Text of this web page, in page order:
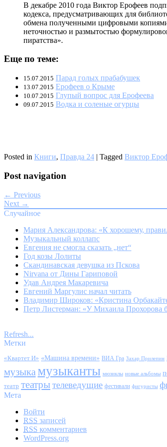
В декабре 2010 года Виктор Ерофеев
кодекса, предусматривающих для
обмена полученными цифровыми
неточностью и размытостью
пиратства».
Еще по теме:
15.07.2015 Парад голых прабабушек
13.07.2015 Ерофеев о Крыме
10.07.2015 Глупый вопрос для Ерофеева
09.07.2015 Водка и соленые огурцы
Posted in Книги, Правда 24 | Tagged Виктор
Post navigation
← Previous
Next →
Случайное
Мария Александрова: «К хорошему,
Музыкальный коллапс
Евгения не смогла сказать „нет“
Год козы Лолиты
Скандинавская девушка из Пскова
Nirvana от Дины Гариповой
Удав Андрея Макаревича
Евгений Маргулис начал читать
Владимир Широков: «Кристина Орбакайте
Петр Листерман: «У Михаила Прохорова
Refresh...
Метки
«Квартет И» «Машина времени» ВИА Гра Захар Прилепин
музыка музыканты мюзиклы новые альбомы
театр театрытелеведущие фестивали фигуристы
Мета
Войти
RSS записей
RSS комментариев
WordPress.org